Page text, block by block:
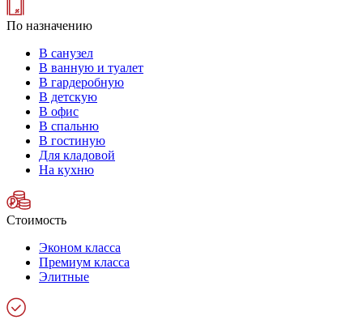
По назначению
В санузел
В ванную и туалет
В гардеробную
В детскую
В офис
В спальню
В гостиную
Для кладовой
На кухню
Стоимость
Эконом класса
Премиум класса
Элитные